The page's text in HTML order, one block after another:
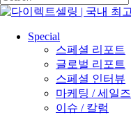
Close
search
Menu
Special
스페셜 리포트
글로벌 리포트
스페셜 인터뷰
마케팅 / 세일즈
이슈 / 칼럼